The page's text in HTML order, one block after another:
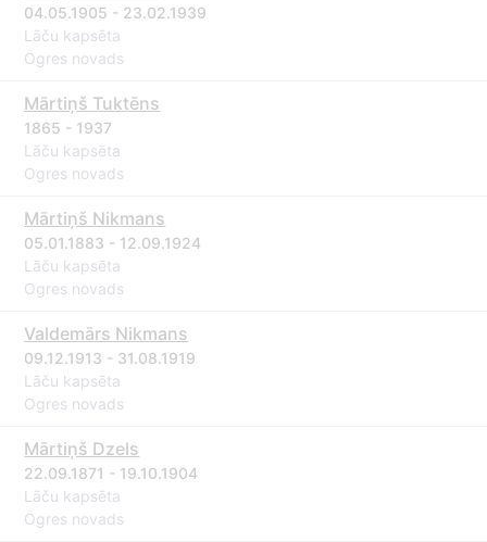
04.05.1905 - 23.02.1939
Lāču kapsēta
Ogres novads
Mārtiņš Tuktēns
1865 - 1937
Lāču kapsēta
Ogres novads
Mārtiņš Nikmans
05.01.1883 - 12.09.1924
Lāču kapsēta
Ogres novads
Valdemārs Nikmans
09.12.1913 - 31.08.1919
Lāču kapsēta
Ogres novads
Mārtiņš Dzels
22.09.1871 - 19.10.1904
Lāču kapsēta
Ogres novads